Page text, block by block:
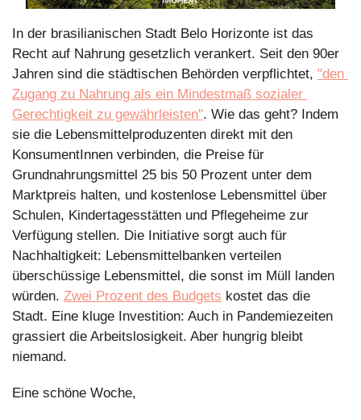
In der brasilianischen Stadt Belo Horizonte ist das
Recht auf Nahrung gesetzlich verankert. Seit den 90er
Jahren sind die städtischen Behörden verpflichtet, "den
Zugang zu Nahrung als ein Mindestmaß sozialer
Gerechtigkeit zu gewährleisten". Wie das geht? Indem
sie die Lebensmittelproduzenten direkt mit den
KonsumentInnen verbinden, die Preise für
Grundnahrungsmittel 25 bis 50 Prozent unter dem
Marktpreis halten, und kostenlose Lebensmittel über
Schulen, Kindertagesstätten und Pflegeheime zur
Verfügung stellen. Die Initiative sorgt auch für
Nachhaltigkeit: Lebensmittelbanken verteilen
überschüssige Lebensmittel, die sonst im Müll landen
würden. Zwei Prozent des Budgets kostet das die
Stadt. Eine kluge Investition: Auch in Pandemiezeiten
grassiert die Arbeitslosigkeit. Aber hungrig bleibt
niemand.
Eine schöne Woche,